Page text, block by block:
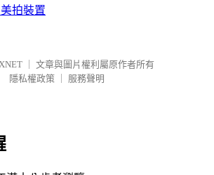
拍裝置
文章與圖片權利屬原作者所有
隱私權政策
服務聲明